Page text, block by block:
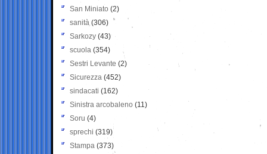
San Miniato (2)
sanità (306)
Sarkozy (43)
scuola (354)
Sestri Levante (2)
Sicurezza (452)
sindacati (162)
Sinistra arcobaleno (11)
Soru (4)
sprechi (319)
Stampa (373)